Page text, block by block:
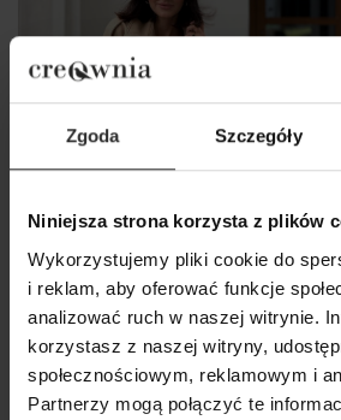
Zgoda Szczegóły
Niniejsza strona korzysta z plików
Wykorzystujemy pliki cookie do
i reklam, aby oferować funkcje
analizować ruch w naszej witrynie.
korzystasz z naszej witryny,
społecznościowym, reklamowym i
Partnerzy mogą połączyć te
Beżowy płaszcz krótki wełniany
reglanowym rękawem
London&Beige Short
799,00 zł